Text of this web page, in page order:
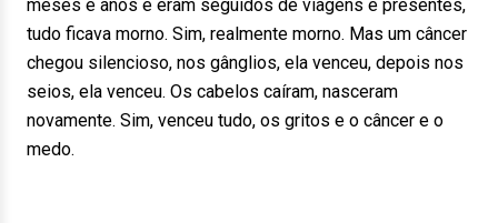
meses e anos e eram seguidos de viagens e presentes,
tudo ficava morno. Sim, realmente morno. Mas um câncer
chegou silencioso, nos gânglios, ela venceu, depois nos
seios, ela venceu. Os cabelos caíram, nasceram
novamente. Sim, venceu tudo, os gritos e o câncer e o
medo.